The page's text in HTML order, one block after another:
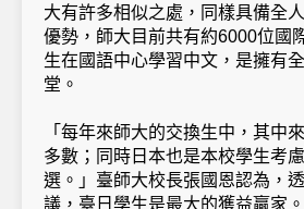
大有許多相似之處，同樣具備全
優勢，師大目前共有約6000位國
生在國語中心學習中文，是擁有
堂。
「每年來師大的交換生中，其中
多數；同時日本也是本校學生考
選。」臺師大校長張國恩認為，
議，臺日學生是最大的獲益贏家。